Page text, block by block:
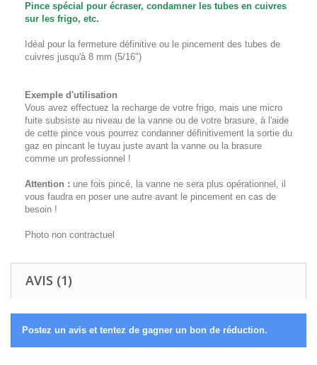
Pince spécial pour écraser, condamner les tubes en cuivres
sur les frigo, etc.
Idéal pour la fermeture définitive ou le pincement des tubes de
cuivres jusqu'à 8 mm (5/16")
Exemple d'utilisation
Vous avez effectuez la recharge de votre frigo, mais une micro
fuite subsiste au niveau de la vanne ou de votre brasure, à l'aide
de cette pince vous pourrez condanner définitivement la sortie du
gaz en pincant le tuyau juste avant la vanne ou la brasure
comme un professionnel !
Attention : une fois pincé, la vanne ne sera plus opérationnel, il
vous faudra en poser une autre avant le pincement en cas de
besoin !
Photo non contractuel
AVIS (1)
Postez un avis et tentez de gagner un bon de réduction.